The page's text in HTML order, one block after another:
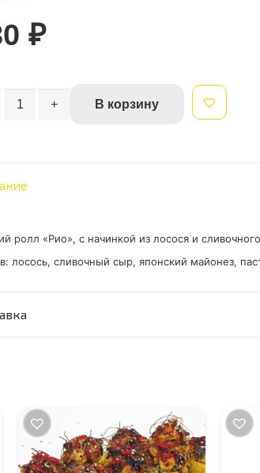
₽
Количество В корзину
ролл «Рио», с начинкой из лосося и
лосось, сливочный сыр, японский майонез,